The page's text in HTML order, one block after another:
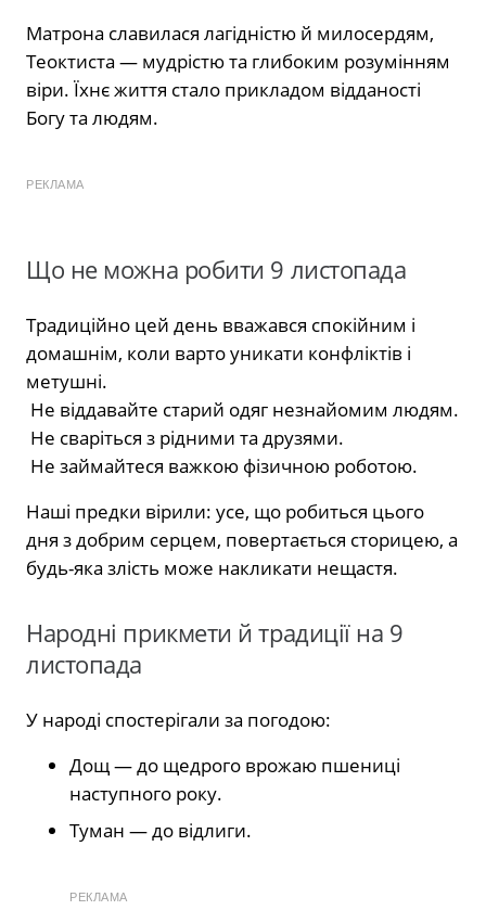
Матрона славилася лагідністю й милосердям,
Теоктиста — мудрістю та глибоким розумінням
віри. Їхнє життя стало прикладом відданості
Богу та людям.
РЕКЛАМА
Що не можна робити 9 листопада
Традиційно цей день вважався спокійним і
домашнім, коли варто уникати конфліктів і
метушні.
Не віддавайте старий одяг незнайомим людям.
Не сваріться з рідними та друзями.
Не займайтеся важкою фізичною роботою.
Наші предки вірили: усе, що робиться цього
дня з добрим серцем, повертається сторицею, а
будь-яка злість може накликати нещастя.
Народні прикмети й традиції на 9
листопада
У народі спостерігали за погодою:
Дощ — до щедрого врожаю пшениці
наступного року.
Туман — до відлиги.
РЕКЛАМА